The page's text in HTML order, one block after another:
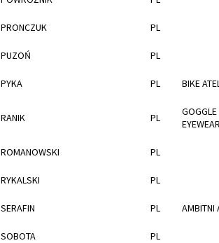
PRONCZUK PL
PUZOŃ PL
PYKA PL BIKE
RANIK PL
ROMANOWSKI PL
RYKALSKI PL
SERAFIN PL AMBITNI
SOBOTA PL